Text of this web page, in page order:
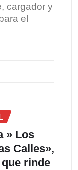
cargador y
el
» Los
Calles»,
rinde